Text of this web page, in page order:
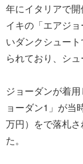
年にイタリアで
イキの「エアジ
いダンクシュー
られており、シ
ジョーダンが着
ョーダン1」が当
万円）をで落札
た。